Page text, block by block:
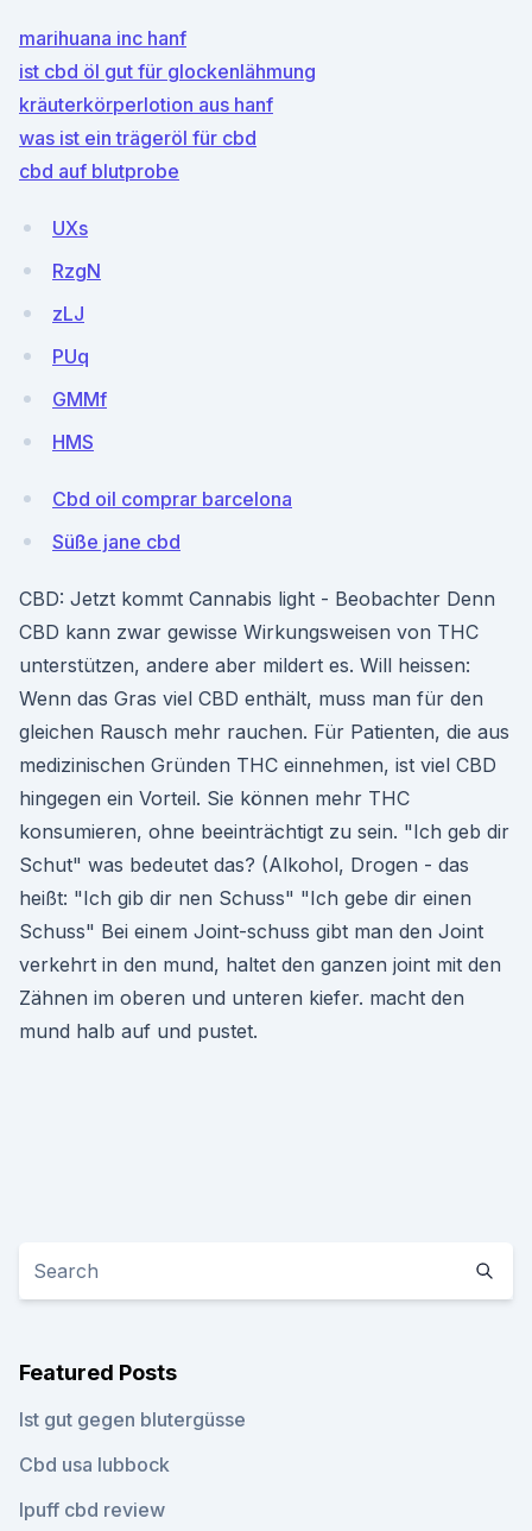
marihuana inc hanf
ist cbd öl gut für glockenlähmung
kräuterkörperlotion aus hanf
was ist ein trägeröl für cbd
cbd auf blutprobe
UXs
RzgN
zLJ
PUq
GMMf
HMS
Cbd oil comprar barcelona
Süße jane cbd
CBD: Jetzt kommt Cannabis light - Beobachter Denn
CBD kann zwar gewisse Wirkungsweisen von THC
unterstützen, andere aber mildert es. Will heissen:
Wenn das Gras viel CBD enthält, muss man für den
gleichen Rausch mehr rauchen. Für Patienten, die aus
medizinischen Gründen THC einnehmen, ist viel CBD
hingegen ein Vorteil. Sie können mehr THC
konsumieren, ohne beeinträchtigt zu sein. "Ich geb dir
Schut" was bedeutet das? (Alkohol, Drogen - das
heißt: "Ich gib dir nen Schuss" "Ich gebe dir einen
Schuss" Bei einem Joint-schuss gibt man den Joint
verkehrt in den mund, haltet den ganzen joint mit den
Zähnen im oberen und unteren kiefer. macht den
mund halb auf und pustet.
Featured Posts
Ist gut gegen blutergüsse
Cbd usa lubbock
Ipuff cbd review